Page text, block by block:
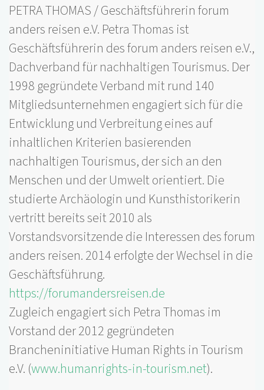
PETRA THOMAS / Geschäftsführerin forum
anders reisen e.V. Petra Thomas ist
Geschäftsführerin des forum anders reisen e.V.,
Dachverband für nachhaltigen Tourismus. Der
1998 gegründete Verband mit rund 140
Mitgliedsunternehmen engagiert sich für die
Entwicklung und Verbreitung eines auf
inhaltlichen Kriterien basierenden
nachhaltigen Tourismus, der sich an den
Menschen und der Umwelt orientiert. Die
studierte Archäologin und Kunsthistorikerin
vertritt bereits seit 2010 als
Vorstandsvorsitzende die Interessen des forum
anders reisen. 2014 erfolgte der Wechsel in die
Geschäftsführung.
https://forumandersreisen.de
Zugleich engagiert sich Petra Thomas im
Vorstand der 2012 gegründeten
Brancheninitiative Human Rights in Tourism
e.V. (www.humanrights-in-tourism.net).